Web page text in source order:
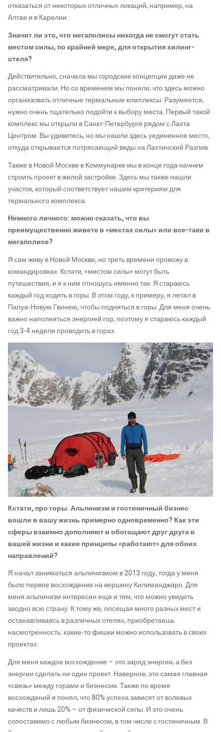
отказаться от некоторых отличных локаций, например, на
Алтае и в Карелии.
Значит ли это, что мегаполисы никогда не смогут стать
местом силы, по крайней мере, для открытия хилинг-
отеля?
Действительно, сначала мы городские концепции даже не
рассматривали. Но со временем мы поняли, что здесь можно
организовать отличные термальные комплексы. Разумеется,
нужно очень тщательно подойти к выбору места. Первый такой
комплекс мы открыли в Санкт-Петербурге рядом с Лахта
Центром. Вы удивитесь, но мы нашли здесь уединенное место,
откуда открывается потрясающий виды на Лахтинский Разлив.
Также в Новой Москве в Коммунарке мы в конце года начнем
строить проект в жилой застройке. Здесь мы также нашли
участок, который соответствует нашим критериям для
термального комплекса.
Немного личного: можно сказать, что вы
преимущественно живете в «местах силы» или все-таки в
мегаполисе?
Я сам живу в Новой Москве, но треть времени провожу в
командировках. Кстати, «местом силы» могут быть
путешествия, и я к ним отношусь именно так. Я стараюсь
каждый год ходить в горы. В этом году, к примеру, я летал в
Папуа-Новую Гвинею, чтобы подняться в горы. Для меня очень
важно наполняться энергией гор, поэтому я стараюсь каждый
год 3-4 недели проводить в горах.
Кстати, про горы. Альпинизм и гостиничный бизнес
вошли в вашу жизнь примерно одновременно? Как эти
сферы взаимно дополняют и обогащают друг друга в
вашей жизни и какие принципы «работают» для обоих
направлений?
Я начал заниматься альпинизмом в 2013 году, тогда у меня
было первое восхождение на вершину Килиманджаро. Для
меня альпинизм интересен еще и тем, что можно увидеть
заодно всю страну. К тому же, посещая много разных мест и
останавливаясь в различных отелях, приобретаешь
насмотренность: какие-то фишки можно использовать в своих
проектах.
Для меня каждое восхождение – это заряд энергии, а без
энергии сделать ни один проект. Наверное, это самая главная
«связь» между горами и бизнесом. Также по время
восхождений я понял, что 80% успеха зависят от волевых
качеств и лишь 20% – от физической силы. И это очень
сопоставимо с любым бизнесом, в том числе с гостиничным. В